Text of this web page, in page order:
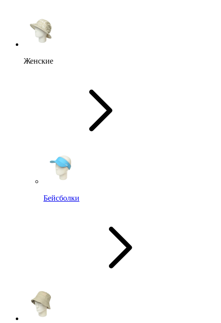
Женские
Бейсболки